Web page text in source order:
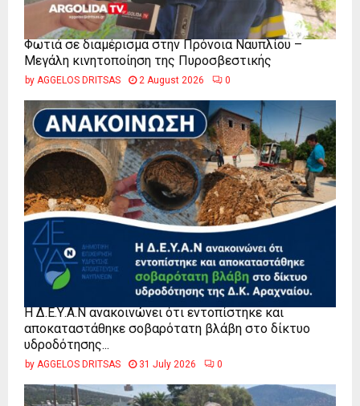
Φωτιά σε διαμέρισμα στην Πρόνοια Ναυπλίου –
Μεγάλη κινητοποίηση της Πυροσβεστικής
by AGGELOS DRITSAS 2 August 2026 0
Η Δ.Ε.Υ.Α.Ν ανακοινώνει ότι εντοπίστηκε και
αποκαταστάθηκε σοβαρότατη βλάβη στο δίκτυο
υδροδότησης...
by AGGELOS DRITSAS 31 July 2026 0